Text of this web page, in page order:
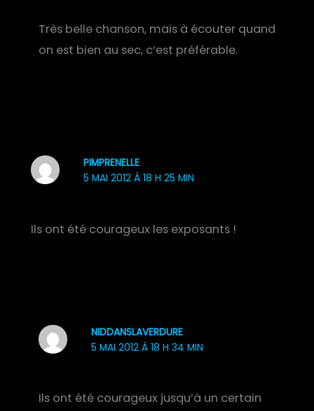
Très belle chanson, mais à écouter quand
on est bien au sec, c’est préférable.
PIMPRENELLE
5 MAI 2012 À 18 H 25 MIN
Ils ont été courageux les exposants !
NIDDANSLAVERDURE
5 MAI 2012 À 18 H 34 MIN
Ils ont été courageux jusqu’à un certain